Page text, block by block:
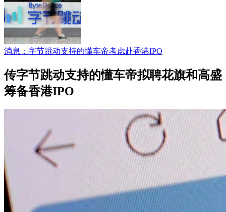
消息：字节跳动支持的懂车帝考虑赴香港IPO
传字节跳动支持的懂车帝拟聘花旗和高盛
筹备香港IPO